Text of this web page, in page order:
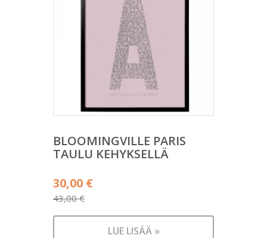
BLOOMINGVILLE PARIS
TAULU KEHYKSELLÄ
43,00€
Alkuperäinen
hinta
oli:
30,00 €
Nykyinen
LUE LISÄÄ »